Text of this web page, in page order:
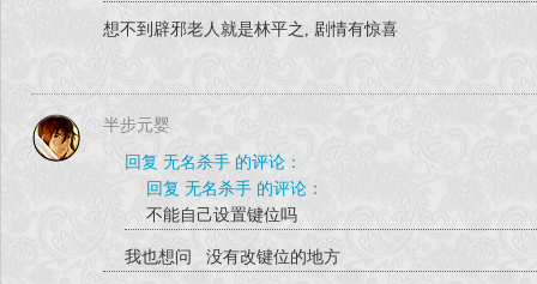
想不到辟邪老人就是林平之, 剧情有惊喜
半步元婴
回复 无名杀手 的评论：
回复 无名杀手 的评论：
不能自己设置键位吗
我也想问 没有改键位的地方